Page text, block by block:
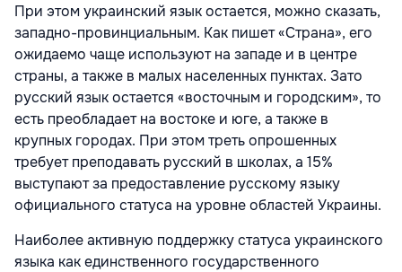
При этом украинский язык остается, можно сказать,
западно-провинциальным. Как пишет «Cтрана», его
ожидаемо чаще используют на западе и в центре
страны, а также в малых населенных пунктах. Зато
русский язык остается «восточным и городским», то
есть преобладает на востоке и юге, а также в
крупных городах. При этом треть опрошенных
требует преподавать русский в школах, а 15%
выступают за предоставление русскому языку
официального статуса на уровне областей Украины.
Наиболее активную поддержку статуса украинского
языка как единственного государственного